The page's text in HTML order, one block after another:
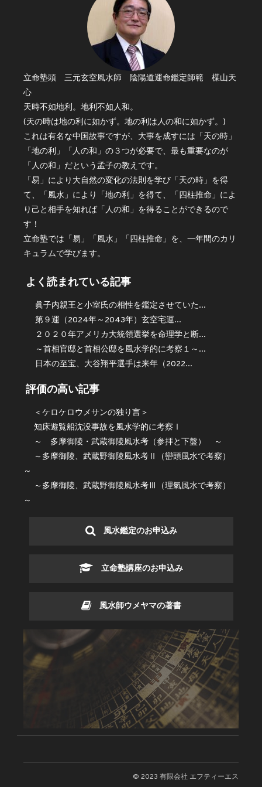
立命塾頭 三元玄空風水師 陰陽道運命鑑定師範 楳山天
心
天時不如地利。地利不如人和。
(天の時は地の利に如かず。地の利は人の和に如かず。)
これは有名な中国故事ですが、大事を成すには「天の時」
「地の利」「人の和」の３つが必要で、最も重要なのが
「人の和」だという孟子の教えです。
「易」により大自然の変化の法則を学び「天の時」を得
て、「風水」により「地の利」を得て、「四柱推命」によ
り己と相手を知れば「人の和」を得ることができるので
す！
立命塾では「易」「風水」「四柱推命」を、一年間のカリ
キュラムで学びます。
よく読まれている記事
眞子内親王と小室氏の相性を鑑定させていた...
第９運（2024年～2043年）玄空宅運...
２０２０年アメリカ大統領選挙を命理学と断...
～首相官邸と首相公邸を風水学的に考察１～...
日本の至宝、大谷翔平選手は来年（2022...
評価の高い記事
＜ケロケロウメサンの独り言＞
知床遊覧船沈没事故を風水学的に考察Ⅰ
～ 多摩御陵・武蔵御陵風水考（参拝と下盤） ～
～多摩御陵、武蔵野御陵風水考Ⅱ（巒頭風水で考察）
～
～多摩御陵、武蔵野御陵風水考Ⅲ（理氣風水で考察）
～
風水鑑定のお申込み
立命塾講座のお申込み
風水師ウメヤマの著書
© 2023 有限会社 エフティーエス